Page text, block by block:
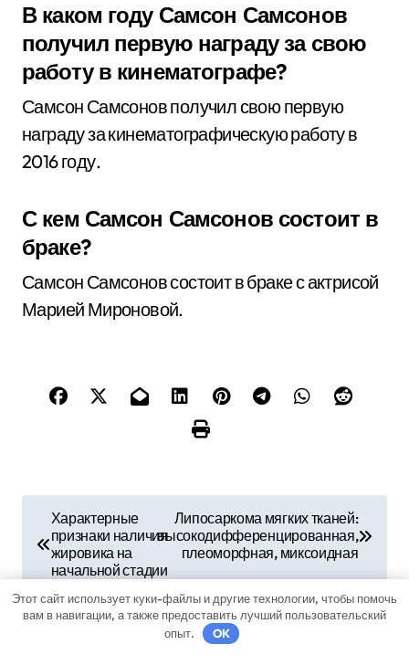
В каком году Самсон Самсонов
получил первую награду за свою
работу в кинематографе?
Самсон Самсонов получил свою первую
награду за кинематографическую работу в
2016 году.
С кем Самсон Самсонов состоит в
браке?
Самсон Самсонов состоит в браке с актрисой
Марией Мироновой.
в
и
Характерные
признаки наличия
жировика на
начальной стадии
Липосаркома мягких тканей:
высокодифференцированная,
плеоморфная, миксоидная
Этот сайт использует куки-файлы и другие технологии, чтобы помочь
вам в навигации, а также предоставить лучший пользовательский
опыт.
OK